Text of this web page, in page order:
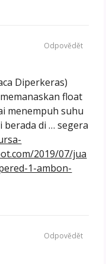
Diperkeras)
float
menempuh suhu
berada di … segera
2019/07/jua
1-ambon-
Odpovědět
Odpovědět